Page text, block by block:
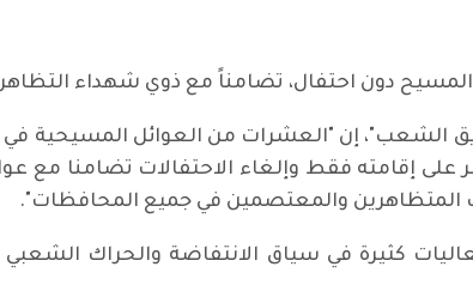
المسيح دون احتفال، تضامناً مع ذوي شهداء
الشعب"، إن "العشرات من العوائل المسيحية
على إقامته فقط وإلغاء الاحتفالات تضامنا مع
المتظاهرين والمعتصمين في جميع المحافظات".
كثيرة في سياق الانتفاضة والحراك